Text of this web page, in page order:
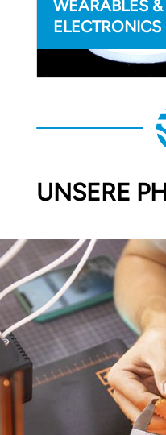
WEARABLES
ELECTRONICS
UNSERE